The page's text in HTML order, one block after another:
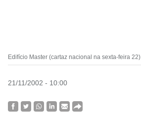
Edifício Master (cartaz nacional na sexta-feira 22)
21/11/2002 - 10:00